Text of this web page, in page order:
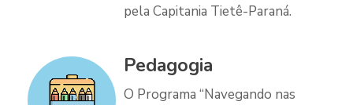
pela Capitania Tietê-Paraná.
Pedagogia
O Programa “Navegando nas